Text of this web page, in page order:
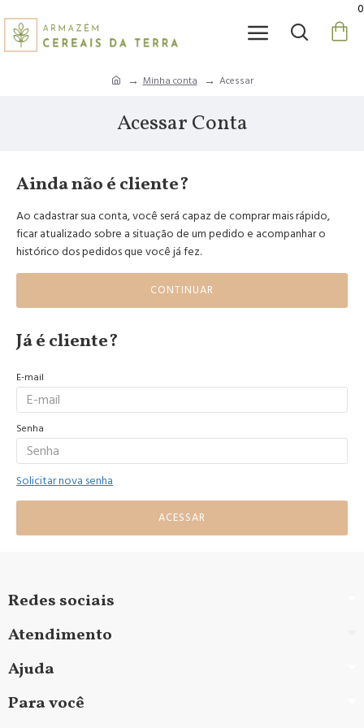
0
Minha conta Acessar
Acessar Conta
Ainda não é cliente?
Ao cadastrar sua conta, você será capaz de comprar mais rápido,
ficar atualizado sobre a situação de um pedido e acompanhar o
histórico dos pedidos que você já fez.
CONTINUAR
Já é cliente?
E-mail
Senha
Solicitar nova senha
ACESSAR
Redes sociais
Atendimento
Ajuda
Para você